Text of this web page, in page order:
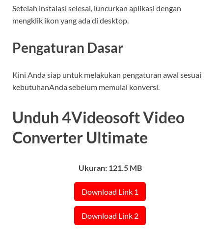
Setelah instalasi selesai, luncurkan aplikasi dengan
mengklik ikon yang ada di desktop.
Pengaturan Dasar
Kini Anda siap untuk melakukan pengaturan awal sesuai
kebutuhanAnda sebelum memulai konversi.
Unduh 4Videosoft Video
Converter Ultimate
Ukuran: 121.5 MB
Download Link 1
Download Link 2